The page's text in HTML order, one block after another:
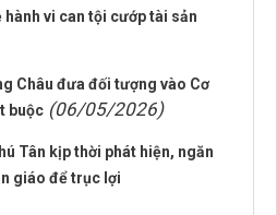
hành vi can tội cướp tài sản
Châu đưa đối tượng vào Cơ
buộc (06/05/2026)
Tân kịp thời phát hiện, ngăn
giáo để trục lợi